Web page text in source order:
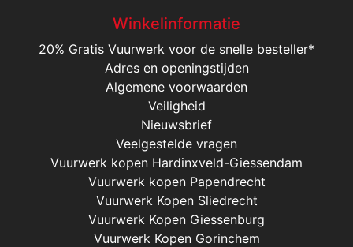
Winkelinformatie
20% Gratis Vuurwerk voor de snelle besteller*
Adres en openingstijden
Algemene voorwaarden
Veiligheid
Nieuwsbrief
Veelgestelde vragen
Vuurwerk kopen Hardinxveld-Giessendam
Vuurwerk kopen Papendrecht
Vuurwerk Kopen Sliedrecht
Vuurwerk Kopen Giessenburg
Vuurwerk Kopen Gorinchem